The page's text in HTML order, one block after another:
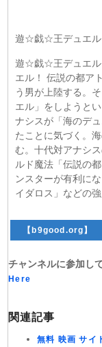
遊☆戯☆王デュエル
遊☆戯☆王デュエル
エル！ 伝説の都ア
う男が上陸する。
エル」をしようと
ナシスが「海のデ
たことに気づく。
む。十代対アナシ
ルド魔法「伝説の
ンスターが有利に
イダロス」などの
【b9good.org】
チャンネルに参加し
Here
関連記事
無料 映画 サイ